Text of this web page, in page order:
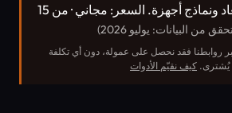
وتأثيرات ثلاثية الأبعاد ونماذج أجهزة. السعر: مجاني · من 15
من البيانات: يوليو 2026)
روابطنا فقد نحصل على عمولة، دون أي تكلفة
يُشترى. كيف نقيّم الأدوات